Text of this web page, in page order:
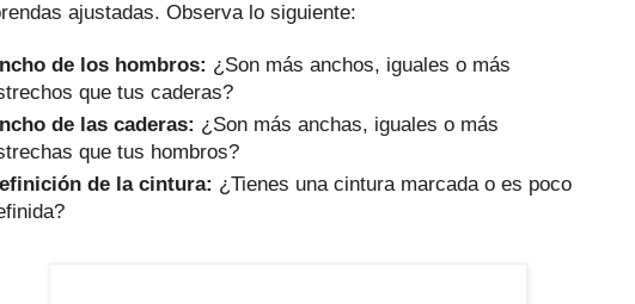
ajustadas. Observa lo siguiente:
de los hombros: ¿Son más anchos, iguales o más
que tus caderas?
de las caderas: ¿Son más anchas, iguales o más
que tus hombros?
de la cintura: ¿Tienes una cintura marcada o es poco